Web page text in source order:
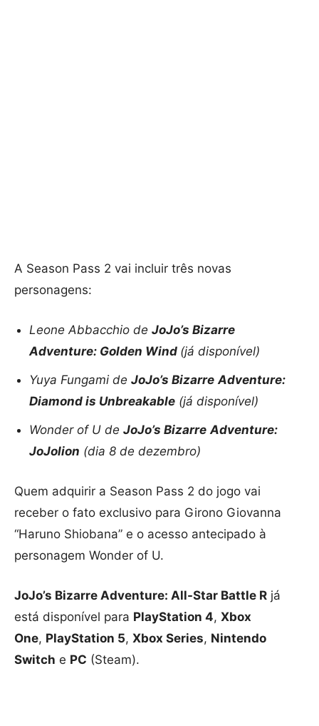
A Season Pass 2 vai incluir três novas
personagens:
Leone Abbacchio de JoJo’s Bizarre
Adventure: Golden Wind (já disponível)
Yuya Fungami de JoJo’s Bizarre Adventure:
Diamond is Unbreakable (já disponível)
Wonder of U de JoJo’s Bizarre Adventure:
JoJolion (dia 8 de dezembro)
Quem adquirir a Season Pass 2 do jogo vai
receber o fato exclusivo para Girono Giovanna
“Haruno Shiobana” e o acesso antecipado à
personagem Wonder of U.
JoJo’s Bizarre Adventure: All-Star Battle R já
está disponível para PlayStation 4, Xbox
One, PlayStation 5, Xbox Series, Nintendo
Switch e PC (Steam).